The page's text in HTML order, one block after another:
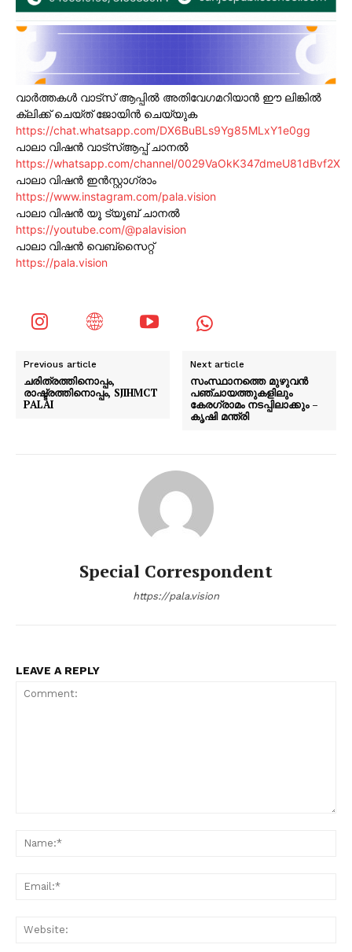
വാർത്തകൾ വാട്സ് ആപ്പിൽ അതിവേഗമറിയാൻ ഈ ലിങ്കിൽ
ക്ലിക്ക് ചെയ്ത് ജോയിൻ ചെയ്യുക
https://chat.whatsapp.com/DX6BuBLs9Yg85MLxY1e0gg
പാലാ വിഷൻ വാട്സ്ആപ്പ് ചാനൽ
https://whatsapp.com/channel/0029VaOkK347dmeU81dBvf2X
പാലാ വിഷൻ ഇൻസ്റ്റാഗ്രാം
https://www.instagram.com/pala.vision
പാലാ വിഷൻ യൂ ട്യൂബ് ചാനൽ
https://youtube.com/@palavision
പാലാ വിഷൻ വെബ്സൈറ്റ്
https://pala.vision
Previous article
ചരിത്രത്തിനൊപ്പം,
രാഷ്ട്രത്തിനൊപ്പം, SJIHMCT
PALAI
Next article
സംസ്ഥാനത്തെ മുഴുവൻ
പഞ്ചായത്തുകളിലും
കേരഗ്രാമം നടപ്പിലാക്കും‌ –
കൃഷി മന്ത്രി
Special Correspondent
https://pala.vision
LEAVE A REPLY